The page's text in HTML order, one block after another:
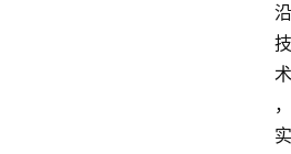
沿
技
术
，
实